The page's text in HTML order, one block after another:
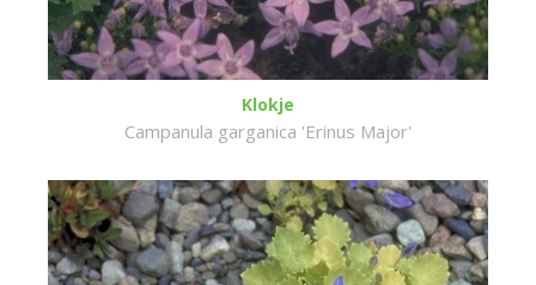
Klokje
Campanula garganica 'Erinus Major'